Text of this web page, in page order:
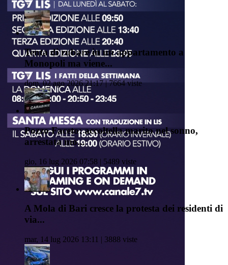
Tenta di rubare in un appartamento a
Monopoli ma viene...
dom, 02 ago 2026 21:17 | 7664 viste
Pozzo Faceto: accoltella marito nel sonno,
arrestata mo...
gio, 16 lug 2026 07:58 | 5489 viste
A Mola di Bari cresce la protesta dei residenti di
via...
mar, 14 lug 2026 13:11 | 3888 viste